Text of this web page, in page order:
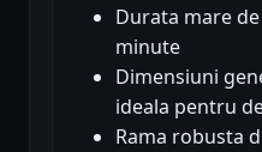
Durata mare
minute
Dimensiuni
ideala pentru
Rama robusta